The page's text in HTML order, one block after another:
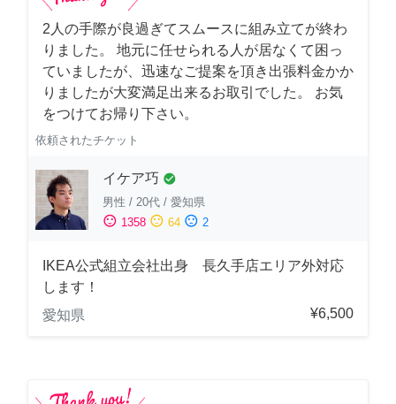
2人の手際が良過ぎてスムースに組み立てが終わ
りました。 地元に任せられる人が居なくて困っ
ていましたが、迅速なご提案を頂き出張料金かか
りましたが大変満足出来るお取引でした。 お気
をつけてお帰り下さい。
依頼されたチケット
イケア巧 check_circle
男性 / 20代 / 愛知県
sentiment_satisfied 1358 sentiment_neutral 64 sentiment_dissatisfied 2
IKEA公式組立会社出身 長久手店エリア外対応
します！
愛知県
¥6,500